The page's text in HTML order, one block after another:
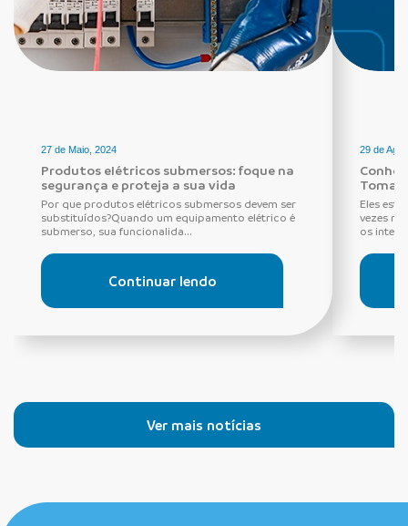
27 de Maio, 2024
Produtos elétricos submersos: foque na
segurança e proteja a sua vida
Por que produtos elétricos submersos devem ser
substituídos?Quando um equipamento elétrico é
submerso, sua funcionalida...
Continuar lendo
29 de
Eles
vezes
os
Ver mais notícias